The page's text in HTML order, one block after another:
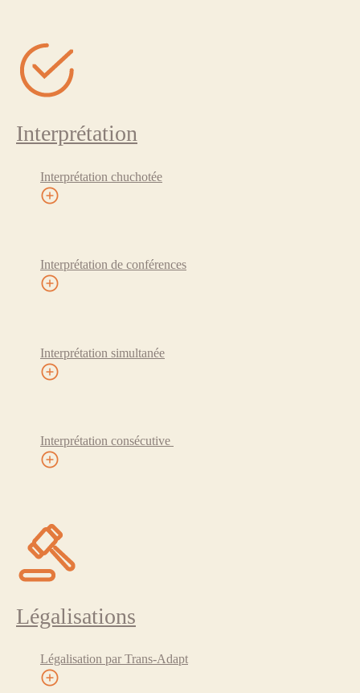
Interprétation
Interprétation chuchotée
Interprétation de conférences
Interprétation simultanée
Interprétation consécutive
Légalisations
Légalisation par Trans-Adapt